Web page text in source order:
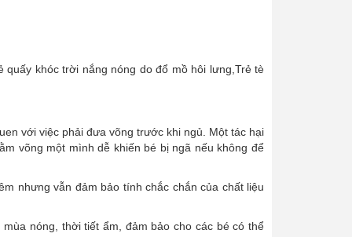
khóc trời nắng nóng do đổ mồ hôi lưng,Trẻ tè
với việc phải đưa võng trước khi ngủ. Một tác hại
võng một mình dễ khiến bé bị ngã nếu không để
nhưng vẫn đảm bảo tính chắc chắn của chất liệu
nóng, thời tiết ẩm, đảm bảo cho các bé có thể